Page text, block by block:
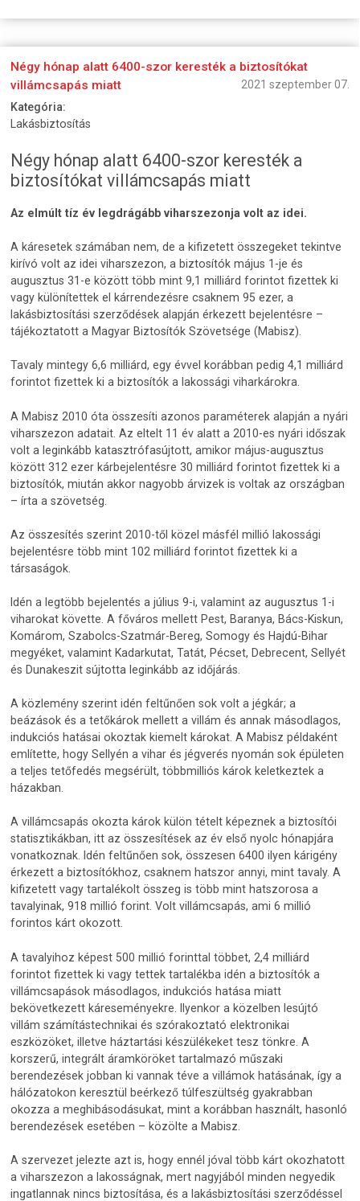
Négy hónap alatt 6400-szor keresték a biztosítókat
villámcsapás miatt
2021 szeptember 07.
Kategória:
Lakásbiztosítás
Négy hónap alatt 6400-szor keresték a
biztosítókat villámcsapás miatt
Az elmúlt tíz év legdrágább viharszezonja volt az idei.
A káresetek számában nem, de a kifizetett összegeket tekintve
kirívó volt az idei viharszezon, a biztosítók május 1-je és
augusztus 31-e között több mint 9,1 milliárd forintot fizettek ki
vagy különítettek el kárrendezésre csaknem 95 ezer, a
lakásbiztosítási szerződések alapján érkezett bejelentésre –
tájékoztatott a Magyar Biztosítók Szövetsége (Mabisz).
Tavaly mintegy 6,6 milliárd, egy évvel korábban pedig 4,1 milliárd
forintot fizettek ki a biztosítók a lakossági viharkárokra.
A Mabisz 2010 óta összesíti azonos paraméterek alapján a nyári
viharszezon adatait. Az eltelt 11 év alatt a 2010-es nyári időszak
volt a leginkább katasztrófasújtott, amikor május-augusztus
között 312 ezer kárbejelentésre 30 milliárd forintot fizettek ki a
biztosítók, miután akkor nagyobb árvizek is voltak az országban
– írta a szövetség.
Az összesítés szerint 2010-től közel másfél millió lakossági
bejelentésre több mint 102 milliárd forintot fizettek ki a
társaságok.
Idén a legtöbb bejelentés a július 9-i, valamint az augusztus 1-i
viharokat követte. A főváros mellett Pest, Baranya, Bács-Kiskun,
Komárom, Szabolcs-Szatmár-Bereg, Somogy és Hajdú-Bihar
megyéket, valamint Kadarkutat, Tatát, Pécset, Debrecent, Sellyét
és Dunakeszit sújtotta leginkább az időjárás.
A közlemény szerint idén feltűnően sok volt a jégkár; a
beázások és a tetőkárok mellett a villám és annak másodlagos,
indukciós hatásai okoztak kiemelt károkat. A Mabisz példaként
említette, hogy Sellyén a vihar és jégverés nyomán sok épületen
a teljes tetőfedés megsérült, többmilliós károk keletkeztek a
házakban.
A villámcsapás okozta károk külön tételt képeznek a biztosítói
statisztikákban, itt az összesítések az év első nyolc hónapjára
vonatkoznak. Idén feltűnően sok, összesen 6400 ilyen kárigény
érkezett a biztosítókhoz, csaknem hatszor annyi, mint tavaly. A
kifizetett vagy tartalékolt összeg is több mint hatszorosa a
tavalyinak, 918 millió forint. Volt villámcsapás, ami 6 millió
forintos kárt okozott.
A tavalyihoz képest 500 millió forinttal többet, 2,4 milliárd
forintot fizettek ki vagy tettek tartalékba idén a biztosítók a
villámcsapások másodlagos, indukciós hatása miatt
bekövetkezett káreseményekre. Ilyenkor a közelben lesújtó
villám számítástechnikai és szórakoztató elektronikai
eszközöket, illetve háztartási készülékeket tesz tönkre. A
korszerű, integrált áramköröket tartalmazó műszaki
berendezések jobban ki vannak téve a villámok hatásának, így a
hálózatokon keresztül beérkező túlfeszültség gyakrabban
okozza a meghibásodásukat, mint a korábban használt, hasonló
berendezések esetében – közölte a Mabisz.
A szervezet jelezte azt is, hogy ennél jóval több kárt okozhatott
a viharszezon a lakosságnak, mert nagyjából minden negyedik
ingatlannak nincs biztosítása, és a lakásbiztosítási szerződéssel